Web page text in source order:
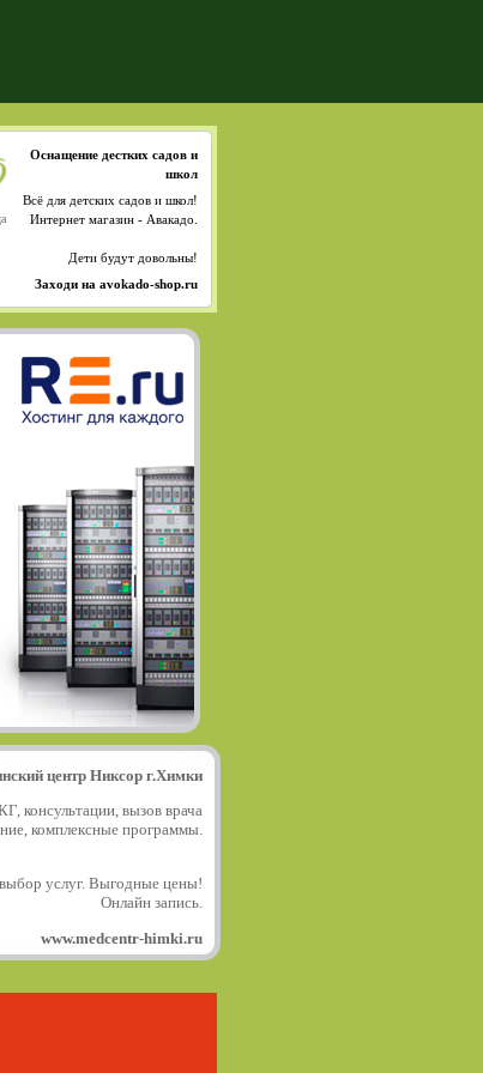
Оснащение дестких садов и
школ
Всё для детских садов и школ!
Интернет магазин - Авакадо.
Дети будут довольны!
Заходи на avokado-shop.ru
центр Никсор г.Химки
консультации, вызов врача
комплексные программы.
услуг. Выгодные цены!
Онлайн запись.
www.medcentr-himki.ru